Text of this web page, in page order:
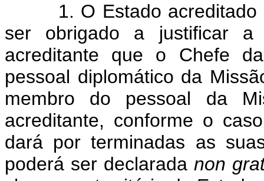
1. O Estado acreditado
ser obrigado a justificar a
acreditante que o Chefe
pessoal diplomático da
membro do pessoal da
acreditante, conforme o
dará por terminadas as
poderá ser declarada non